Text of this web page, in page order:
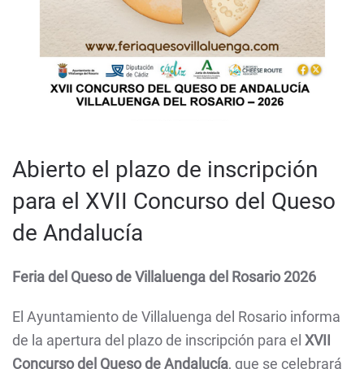
Abierto el plazo de inscripción
para el XVII Concurso del Queso
de Andalucía
Feria del Queso de Villaluenga del Rosario 2026
El Ayuntamiento de Villaluenga del Rosario informa
de la apertura del plazo de inscripción para el XVII
Concurso del Queso de Andalucía, que se celebrará